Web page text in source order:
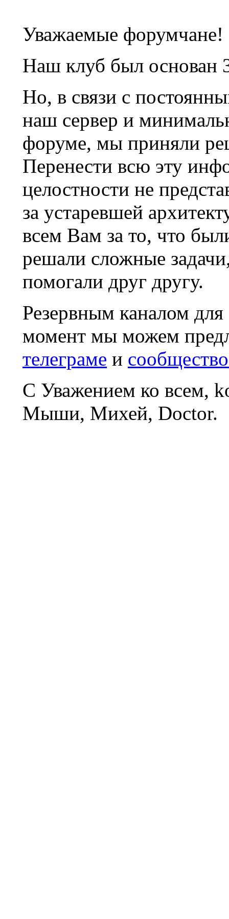
Уважаемые форумчане!
Наш клуб был основан
Но, в связи с
наш сервер и
форуме, мы приняли
Перенести всю эту
целостности не
за устаревшей
всем Вам за то, что
решали сложные
помогали друг другу.
Резервным каналом
момент мы можем
телеграме и
С Уважением ко всем,
Мыши, Михей, Doctor.